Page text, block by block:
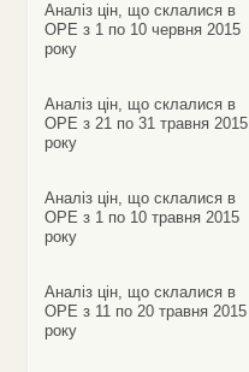
Аналіз цін, що склалися в
ОРЕ з 1 по 10 червня 2015
року
Аналіз цін, що склалися в
ОРЕ з 21 по 31 травня 2015
року
Аналіз цін, що склалися в
ОРЕ з 1 по 10 травня 2015
року
Аналіз цін, що склалися в
ОРЕ з 11 по 20 травня 2015
року